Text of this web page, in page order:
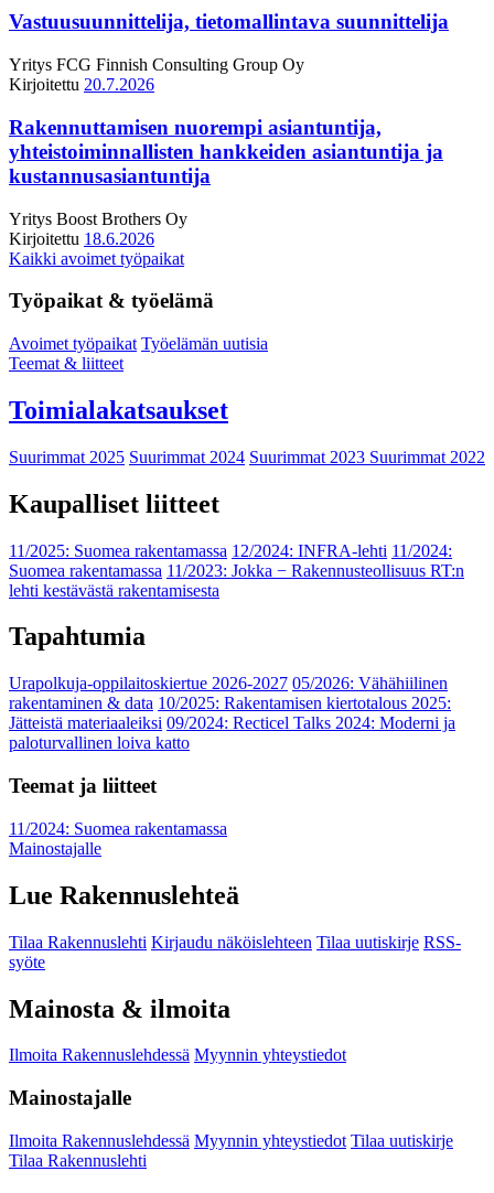
Vastuusuunnittelija, tietomallintava suunnittelija
Yritys FCG Finnish Consulting Group Oy
Kirjoitettu 20.7.2026
Rakennuttamisen nuorempi asiantuntija,
yhteistoiminnallisten hankkeiden asiantuntija ja
kustannusasiantuntija
Yritys Boost Brothers Oy
Kirjoitettu 18.6.2026
Kaikki avoimet työpaikat
Työpaikat & työelämä
Avoimet työpaikat Työelämän uutisia
Teemat & liitteet
Toimialakatsaukset
Suurimmat 2025 Suurimmat 2024 Suurimmat 2023 Suurimmat 2022
Kaupalliset liitteet
11/2025: Suomea rakentamassa 12/2024: INFRA-lehti 11/2024:
Suomea rakentamassa 11/2023: Jokka − Rakennusteollisuus RT:n
lehti kestävästä rakentamisesta
Tapahtumia
Urapolkuja-oppilaitoskiertue 2026-2027 05/2026: Vähähiilinen
rakentaminen & data 10/2025: Rakentamisen kiertotalous 2025:
Jätteistä materiaaleiksi 09/2024: Recticel Talks 2024: Moderni ja
paloturvallinen loiva katto
Teemat ja liitteet
11/2024: Suomea rakentamassa
Mainostajalle
Lue Rakennuslehteä
Tilaa Rakennuslehti Kirjaudu näköislehteen Tilaa uutiskirje RSS-
syöte
Mainosta & ilmoita
Ilmoita Rakennuslehdessä Myynnin yhteystiedot
Mainostajalle
Ilmoita Rakennuslehdessä Myynnin yhteystiedot Tilaa uutiskirje
Tilaa Rakennuslehti